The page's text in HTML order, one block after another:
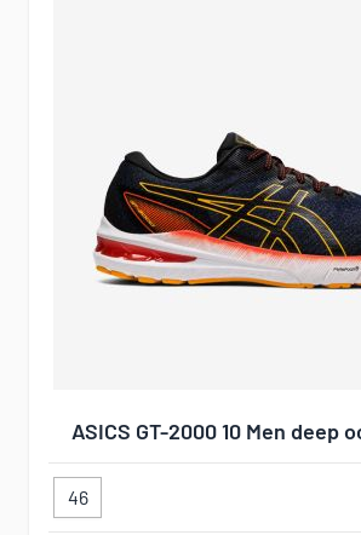
ASICS GT-2000 10 Men deep
46